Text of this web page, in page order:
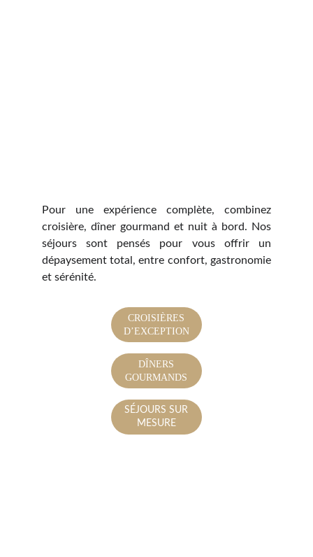
Pour une expérience complète, combinez
croisière, dîner gourmand et nuit à bord. Nos
séjours sont pensés pour vous offrir un
dépaysement total, entre confort, gastronomie
et sérénité.
CROISIÈRES
D’EXCEPTION
SÉJOURS SUR
MESURE
DÎNERS
GOURMANDS